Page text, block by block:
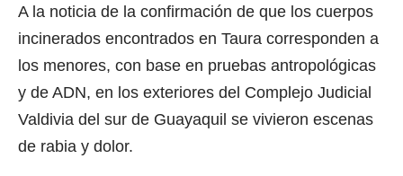
A la noticia de la confirmación de que los cuerpos
incinerados encontrados en Taura corresponden a
los menores, con base en pruebas antropológicas
y de ADN, en los exteriores del Complejo Judicial
Valdivia del sur de Guayaquil se vivieron escenas
de rabia y dolor.